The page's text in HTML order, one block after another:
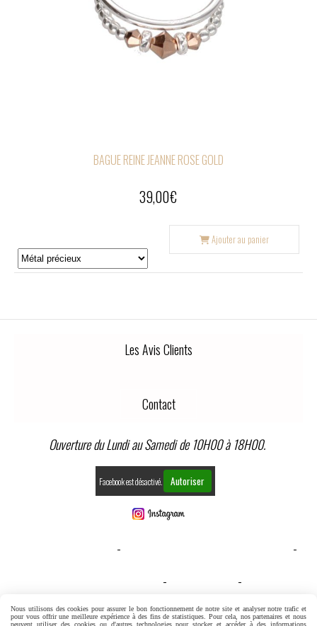
BAGUE REINE JEANNE ROSE GOLD
39,00€
Ajouter au panier
Les Avis Clients
Contact
Ouverture du Lundi au Samedi de 10H00 à 18H00.
Facebook est désactivé. Autoriser
CONDITIONS GENERALES DE VENTE
Nous utilisons des cookies pour assurer le bon fonctionnement de notre site et analyser notre trafic et
pour vous offrir une meilleure expérience à des fins de statistiques. Pour cela, nos partenaires et nous
peuvent utiliser des cookies ou d'autres technologies pour stocker et accéder à des informations